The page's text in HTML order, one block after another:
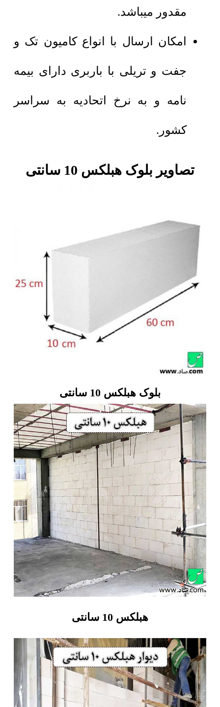
مقدور میباشد.
امکان ارسال با انواع کامیون تک و
جفت و تریلی با باربری دارای بیمه
نامه و به نرخ اتحادیه به سراسر
کشور.
تصاویر بلوک هبلکس 10 سانتی
بلوک هبلکس 10 سانتی
هبلکس 10 سانتی